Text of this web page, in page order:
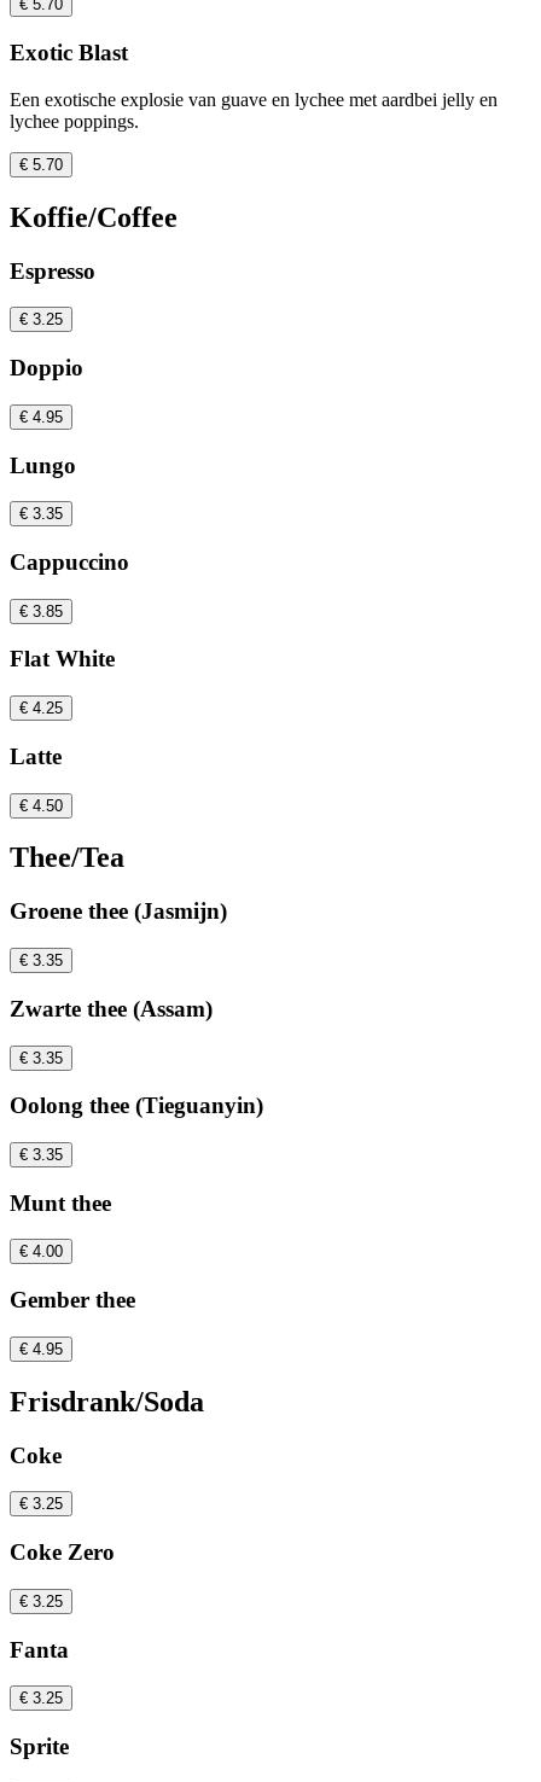
€ 5.70
Exotic Blast
Een exotische explosie van guave en lychee met aardbei jelly en
lychee poppings.
€ 5.70
Koffie/Coffee
Espresso
€ 3.25
Doppio
€ 4.95
Lungo
€ 3.35
Cappuccino
€ 3.85
Flat White
€ 4.25
Latte
€ 4.50
Thee/Tea
Groene thee (Jasmijn)
€ 3.35
Zwarte thee (Assam)
€ 3.35
Oolong thee (Tieguanyin)
€ 3.35
Munt thee
€ 4.00
Gember thee
€ 4.95
Frisdrank/Soda
Coke
€ 3.25
Coke Zero
€ 3.25
Fanta
€ 3.25
Sprite